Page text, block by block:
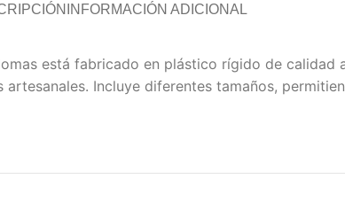
INFORMACIÓN ADICIONAL
está fabricado en plástico rígido de calidad
Incluye diferentes tamaños,